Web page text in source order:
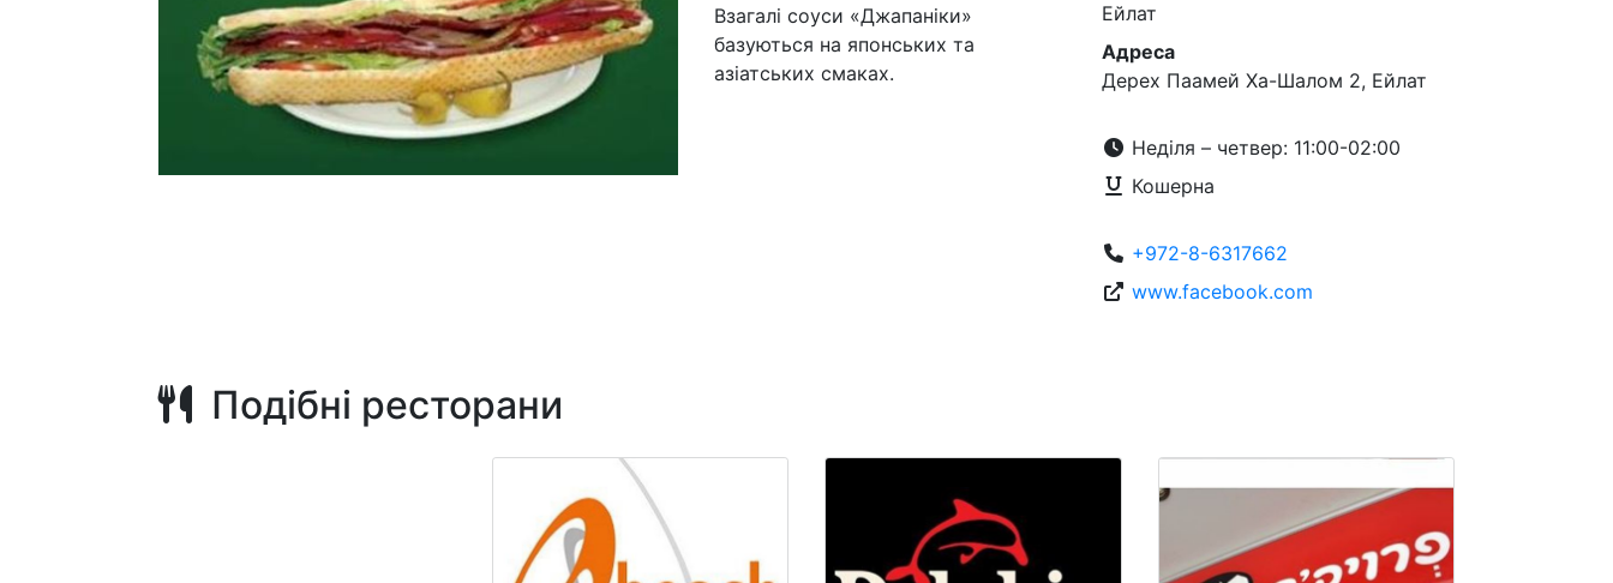
Взагалі соуси «Джапаніки»
базуються на японських та
азіатських смаках.
Ейлат
Адреса
Дерех Паамей Ха-Шалом 2, Ейлат
Неділя – четвер: 11:00-02:00
Кошерна
+972-8-6317662
www.facebook.com
Подібні ресторани